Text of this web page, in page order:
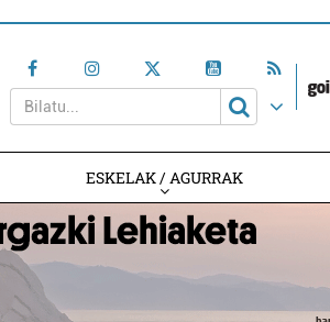
ESKELAK / AGURRAK